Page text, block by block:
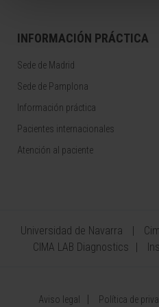
INFORMACIÓN PRÁCTICA
Sede de Madrid
Sede de Pamplona
Información práctica
Pacientes internacionales
Atención al paciente
Universidad de Navarra
CIMA LAB Diagnostics
Aviso legal Política de